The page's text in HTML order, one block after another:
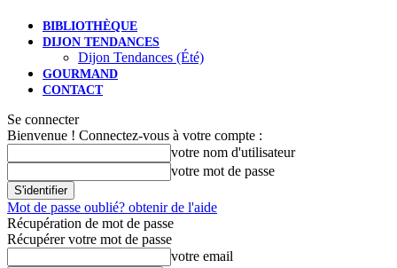
BIBLIOTHÈQUE
DIJON TENDANCES
Dijon Tendances (Été)
GOURMAND
CONTACT
Se connecter
Bienvenue ! Connectez-vous à votre compte :
votre nom d'utilisateur
votre mot de passe
Mot de passe oublié? obtenir de l'aide
Récupération de mot de passe
Récupérer votre mot de passe
votre email